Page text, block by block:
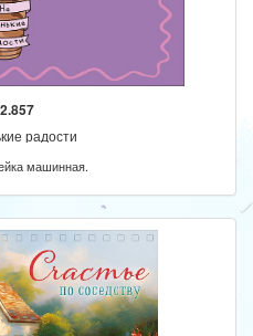
радости
машинная.